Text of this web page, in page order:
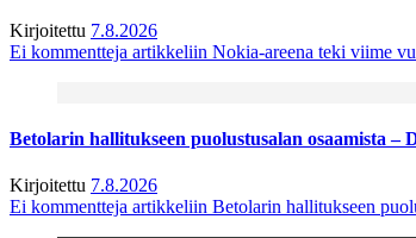
Kirjoitettu 7.8.2026
Ei kommentteja artikkeliin Nokia-areena teki viime
Betolarin hallitukseen puolustusalan osaamista –
Kirjoitettu 7.8.2026
Ei kommentteja artikkeliin Betolarin hallitukseen